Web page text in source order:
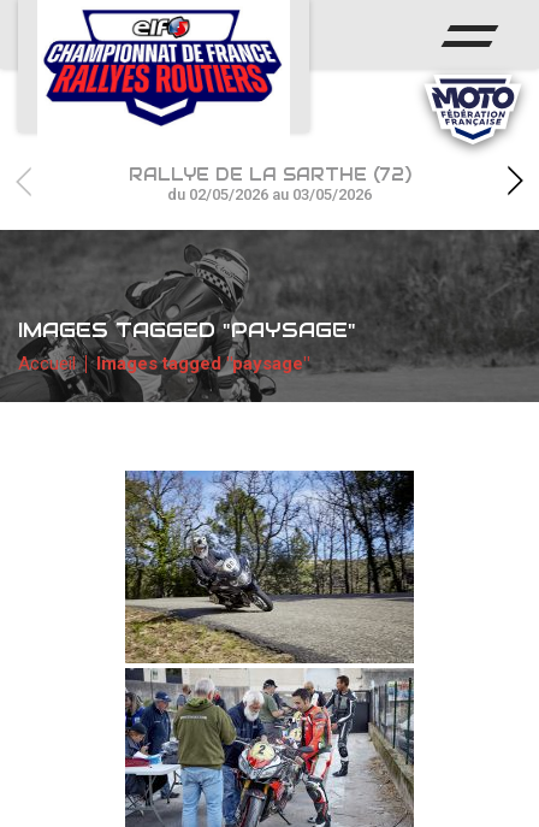
ACCUEIL
ACTUS
CALENDRIER
CHAMPIONNAT
RÉSULTATS
PHOTOS / WEB TV
PARTENAIRES
RALLYE DE LA SARTHE (72)
du 02/05/2026 au 03/05/2026
IMAGES TAGGED "PAYSAGE"
Accueil Images tagged "paysage"